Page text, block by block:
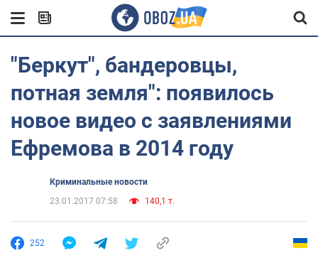
"Беркут", бандеровцы,
потная земля": появилось
новое видео с заявлениями
Ефремова в 2014 году
Криминальные новости
23.01.2017 07:58
140,1 т.
252